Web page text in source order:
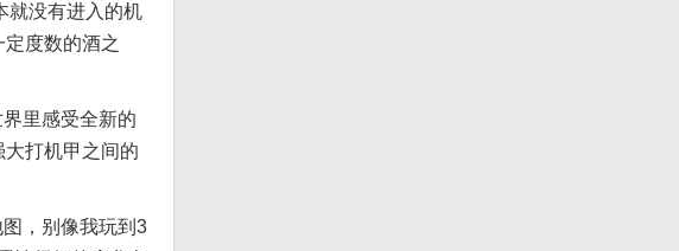
就没有进入的机
度数的酒之
里感受全新的
打机甲之间的
，别像我玩到3